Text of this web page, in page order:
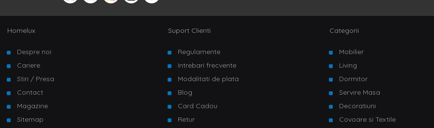
Homelux
Despre noi
Cariere
Stiri / Presa
Contact
Magazine
Sitemap
Suport Clienti
Regulamente
Intrebari frecvente
Modalitati de plata
Blog
Card Cadou
Retur
Categorii
Mobilier
Living
Dormitor
Servire Masa
Decoratiuni
Covoare si Textile